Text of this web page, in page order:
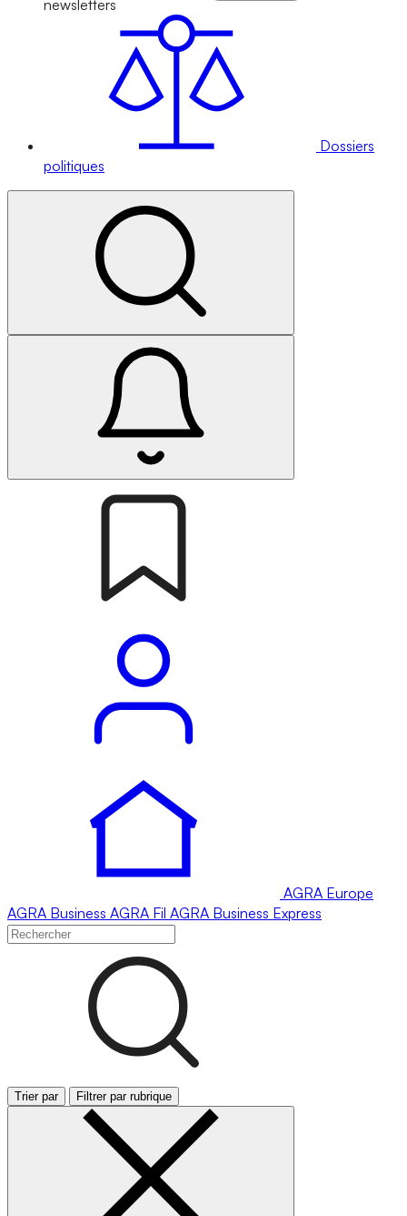
newsletters
Dossiers
politiques
AGRA Europe
AGRA Business AGRA Fil AGRA Business Express
Trier par Filtrer par rubrique